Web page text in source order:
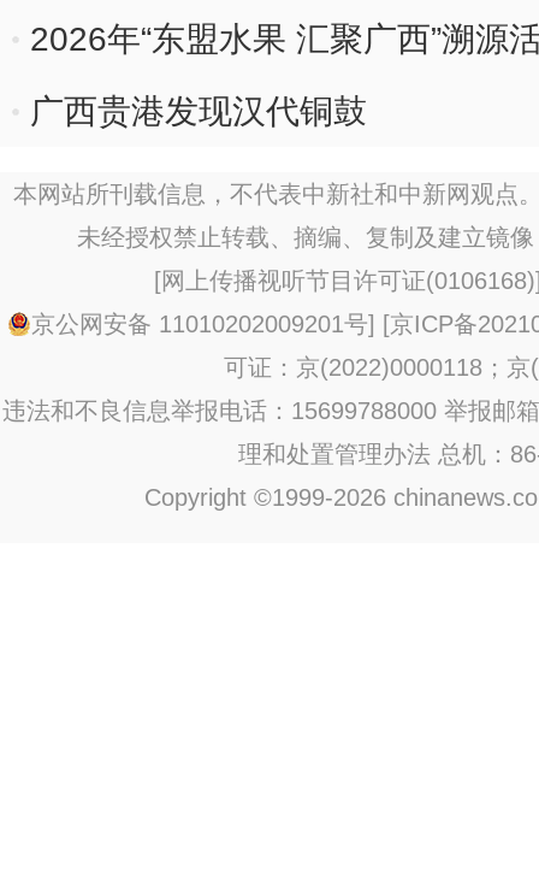
2026年“东盟水果 汇聚广西”溯源
广西贵港发现汉代铜鼓
本网站所刊载信息，不代表中新社和中新网观点
未经授权禁止转载、摘编、复制及建立镜
[网上传播视听节目许可证(0106168)
京公网安备 11010202009201号] [京ICP备
可证：京(2022)0000118；京
违法和不良信息举报电话：15699788000 举报邮
理和处置管理办法 总机：
Copyright ©1999-2026